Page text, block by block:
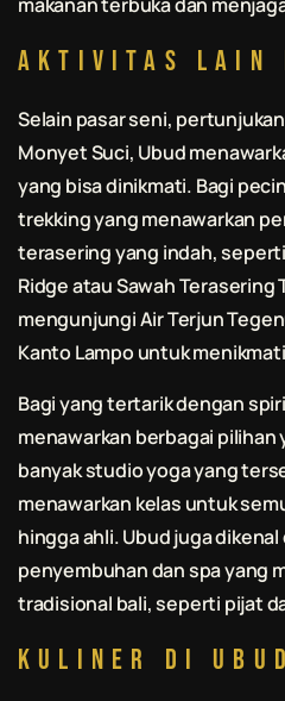
Aktivitas Lain
Selain pasar seni,
Monyet Suci, Ubud
yang bisa dinikmati. Bagi
trekking yang menawarkan
terasering yang indah,
Ridge atau Sawah Terasering
mengunjungi Air Terjun
Kanto Lampo untuk
Bagi yang tertarik dengan
menawarkan berbagai pilihan
banyak studio yoga yang
menawarkan kelas untuk
hingga ahli. Ubud juga
penyembuhan dan spa yang
tradisional bali, seperti pijat
Kuliner di Ubud